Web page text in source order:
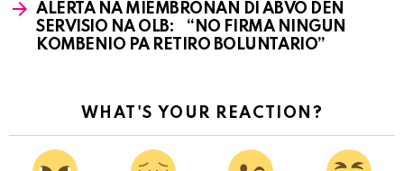
ALERTA NA MIEMBRONAN DI ABVO DEN
SERVISIO NA OLB: “NO FIRMA NINGUN
KOMBENIO PA RETIRO BOLUNTARIO”
WHAT'S YOUR REACTION?